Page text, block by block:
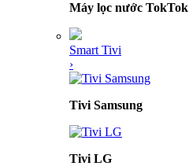
Máy lọc nước TokTok
Smart Tivi
›
Tivi Samsung
Tivi LG